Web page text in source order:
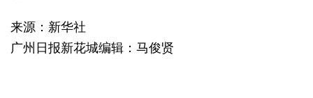
来源：新华社
广州日报新花城编辑：马俊贤